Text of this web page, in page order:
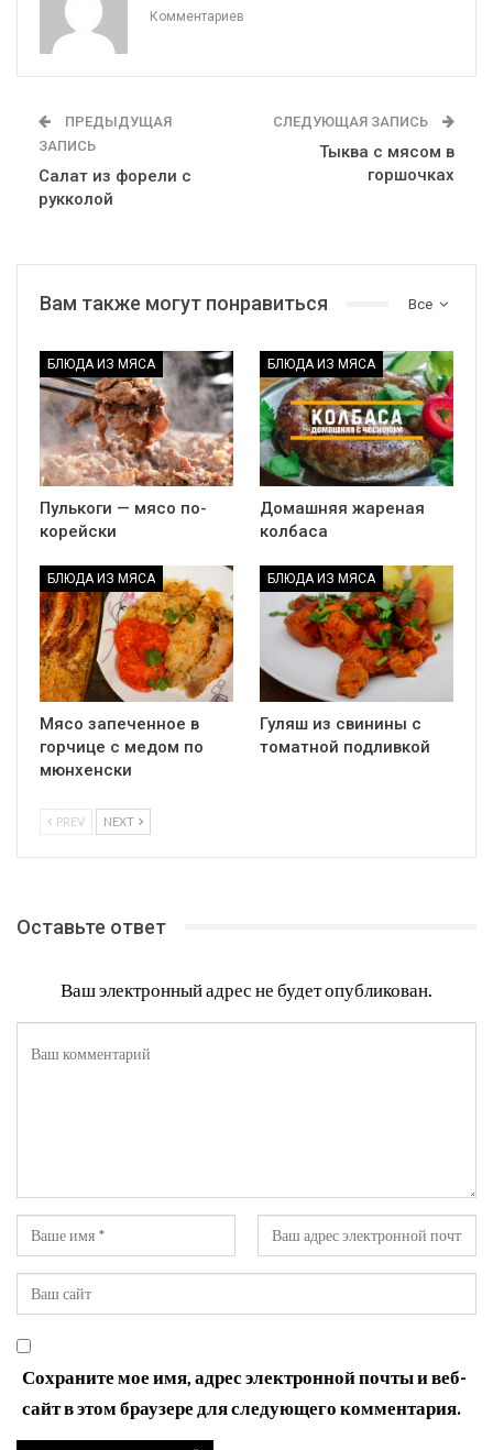
Комментариев
ПРЕДЫДУЩАЯ
ЗАПИСЬ
Салат из форели с
рукколой
СЛЕДУЮЩАЯ ЗАПИСЬ
Тыква с мясом в
горшочках
Все
Вам также могут понравиться
БЛЮДА ИЗ МЯСА
Пулькоги — мясо по-
корейски
БЛЮДА ИЗ МЯСА
Домашняя жареная
колбаса
БЛЮДА ИЗ МЯСА
Мясо запеченное в
горчице с медом по
мюнхенски
БЛЮДА ИЗ МЯСА
Гуляш из свинины с
томатной подливкой
PREV NEXT
Оставьте ответ
Ваш электронный адрес не будет опубликован.
Сохраните мое имя, адрес электронной почты и веб-
сайт в этом браузере для следующего комментария.